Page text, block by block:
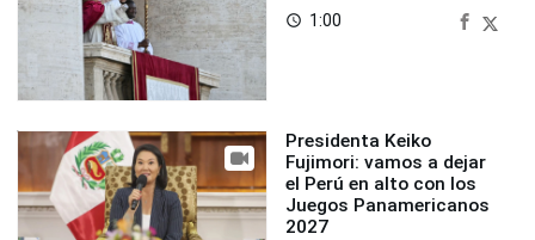
access_time 1:00
Presidenta Keiko
Fujimori: vamos a dejar
el Perú en alto con los
Juegos Panamericanos
2027